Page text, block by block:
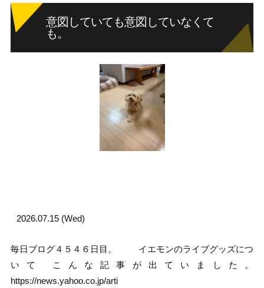
意図していても意図していなくて
も。
2026.07.15 (Wed)
毎日ブログ４５４６日目。 イエモンのライブグッズにつ
いて こんな記事が出ていました。
https://news.yahoo.co.jp/arti